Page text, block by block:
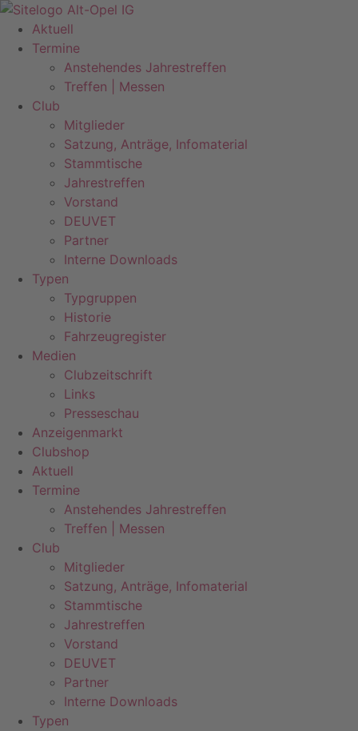
Zum
Inhalt
springen
Aktuell
Termine
Anstehendes Jahrestreffen
Treffen | Messen
Club
Mitglieder
Satzung, Anträge, Infomaterial
Stammtische
Jahrestreffen
Vorstand
DEUVET
Partner
Interne Downloads
Typen
Typgruppen
Historie
Fahrzeugregister
Medien
Clubzeitschrift
Links
Presseschau
Anzeigenmarkt
Clubshop
Aktuell
Termine
Anstehendes Jahrestreffen
Treffen | Messen
Club
Mitglieder
Satzung, Anträge, Infomaterial
Stammtische
Jahrestreffen
Vorstand
DEUVET
Partner
Interne Downloads
Typen